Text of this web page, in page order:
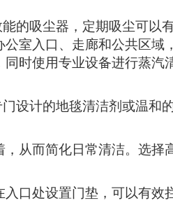
的吸尘器，定期吸尘可以
室入口、走廊和公共区域
时使用专业设备进行蒸汽
设计的地毯清洁剂或温和
从而简化日常清洁。选择
口处设置门垫，可以有效